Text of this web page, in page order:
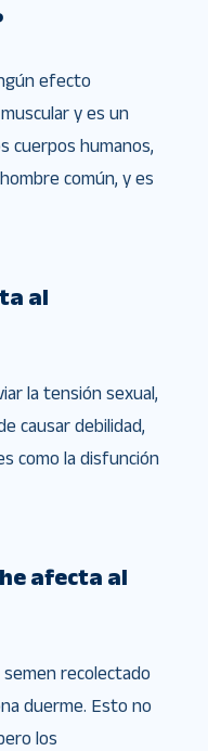
efecto
y es un
cuerpos humanos,
común, y es
al
la tensión sexual,
causar debilidad,
como la disfunción
afecta al
semen recolectado
duerme. Esto no
los